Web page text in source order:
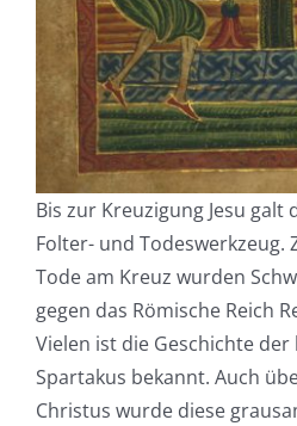
Bis zur Kreuzigung Jesu galt
Folter- und Todeswerkzeug.
Tode am Kreuz wurden
gegen das Römische Reich
Vielen ist die Geschichte
Spartakus bekannt. Auch
Christus wurde diese